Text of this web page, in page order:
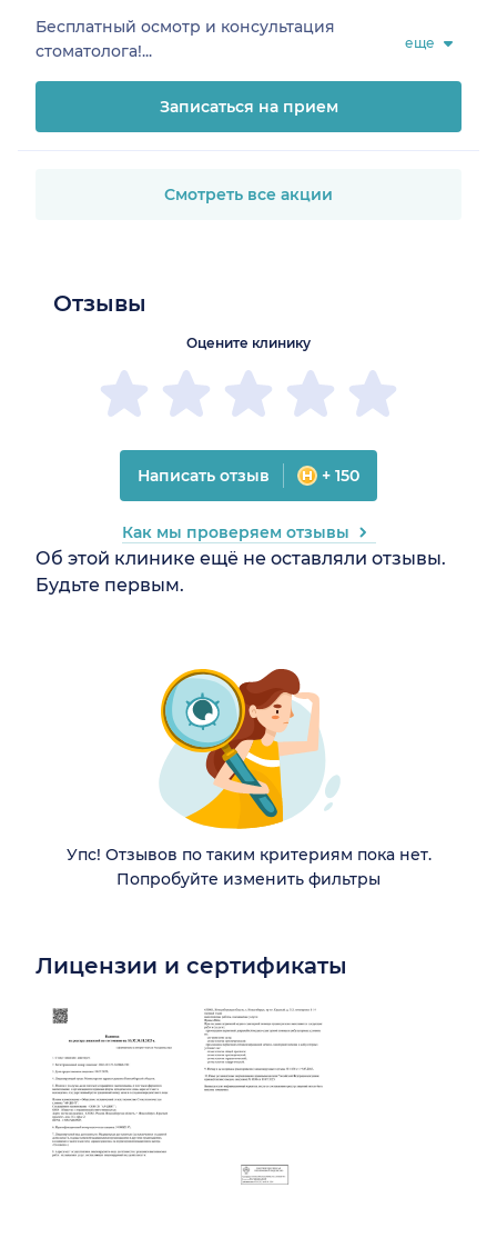
Бесплатный осмотр и консультация
стоматолога!...
еще
Записаться на прием
Смотреть все акции
Отзывы
Об этой клинике ещё не оставляли отзывы.
Будьте первым.
Оцените клинику
Написать отзыв + 150
Как мы проверяем отзывы
Упс! Отзывов по таким критериям пока нет.
Попробуйте изменить фильтры
Лицензии и сертификаты